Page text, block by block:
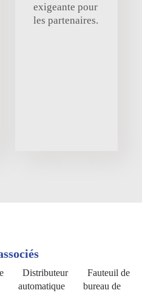
exigeante pour
les partenaires.
Distributeur
automatique
Fauteuil de
bureau de